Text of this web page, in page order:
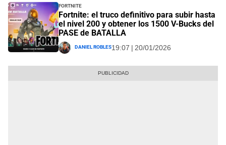
Fortnite
Fortnite: el truco definitivo para subir hasta
el nivel 200 y obtener los 1500 V-Bucks del
PASE de BATALLA
Daniel Robles19:07 | 20/01/2026